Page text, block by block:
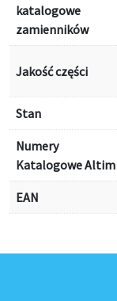
katalogowe
zamienników
Jakość części
Stan
Numery
Katalogowe Altim
EAN